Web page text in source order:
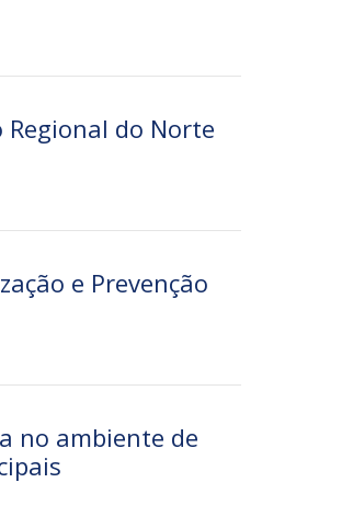
Regional do Norte
e Prevenção
no ambiente de